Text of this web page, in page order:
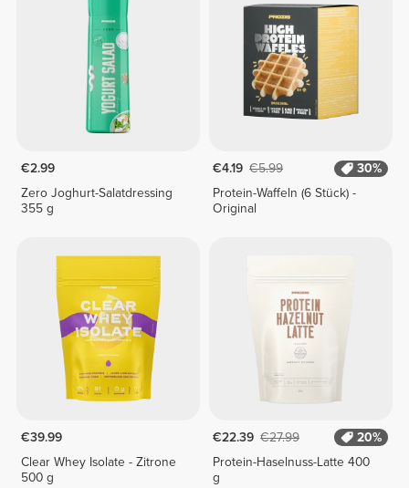
€2.99
Zero Joghurt-Salatdressing
355 g
€4.19 €5.99
30%
Protein-Waffeln (6 Stück) -
Original
€39.99
Clear Whey Isolate - Zitrone
500 g
€22.39 €27.99
20%
Protein-Haselnuss-Latte 400
g